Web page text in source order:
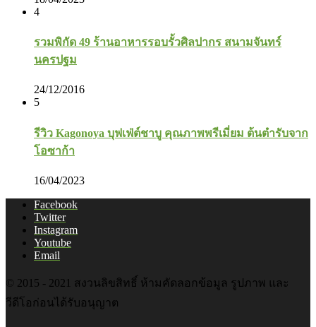
4
รวมพิกัด 49 ร้านอาหารรอบรั้วศิลปากร สนามจันทร์
นครปฐม
24/12/2016
5
รีวิว Kagonoya บุฟเฟ่ต์ชาบู คุณภาพพรีเมี่ยม ต้นตำรับจาก
โอซาก้า
16/04/2023
Facebook
Twitter
Instagram
Youtube
Email
© 2015 - 2021 สงวนลิขสิทธิ์ ห้ามคัดลอกข้อมูล รูปภาพ และ
วีดีโอก่อนได้รับอนุญาต